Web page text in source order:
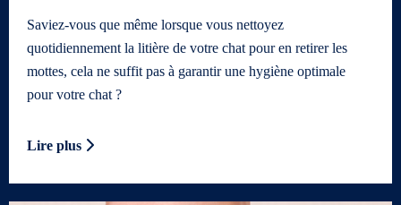
Saviez-vous que même lorsque vous nettoyez
quotidiennement la litière de votre chat pour en retirer les
mottes, cela ne suffit pas à garantir une hygiène optimale
pour votre chat ?
Lire plus